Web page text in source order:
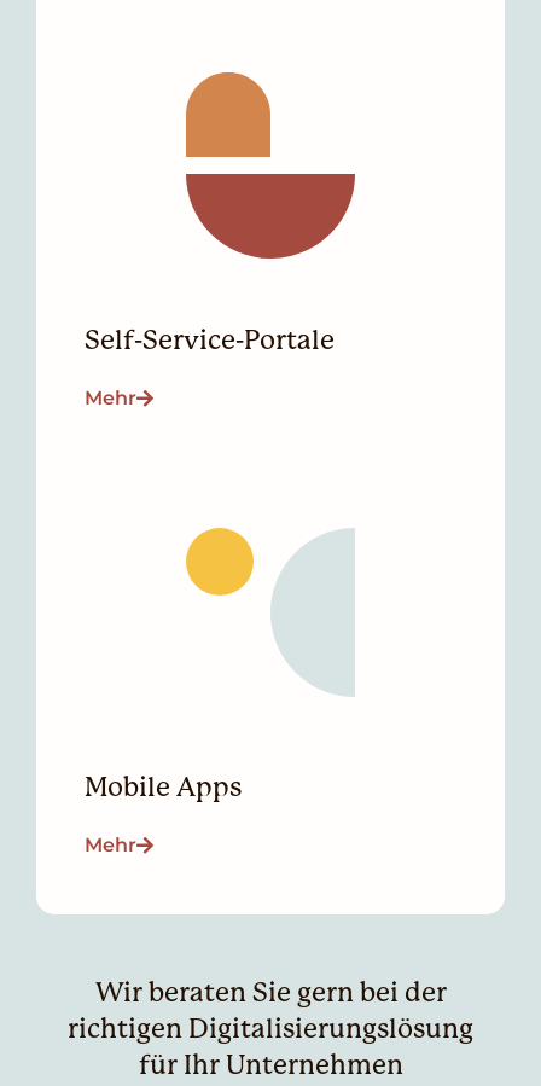
Self-Service-Portale
Mehr
Mobile Apps
Mehr
Wir beraten Sie gern bei der
richtigen Digitalisierungslösung
für Ihr Unternehmen